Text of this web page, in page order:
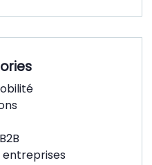
entreprises